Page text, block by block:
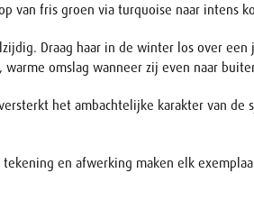
van fris groen via turquoise naar intens
Draag haar in de winter los over
omslag wanneer zij even naar
het ambachtelijke karakter van
en afwerking maken elk